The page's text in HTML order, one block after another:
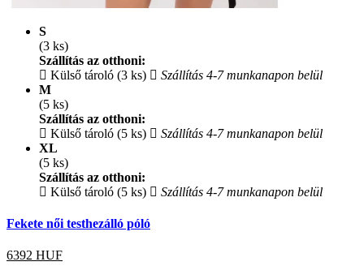
S
(3 ks)
Szállítás az otthoni:
Külső tároló (3 ks)
Szállítás 4-7 munkanapon belül
M
(5 ks)
Szállítás az otthoni:
Külső tároló (5 ks)
Szállítás 4-7 munkanapon belül
XL
(5 ks)
Szállítás az otthoni:
Külső tároló (5 ks)
Szállítás 4-7 munkanapon belül
Fekete női testhezálló póló
6392 HUF